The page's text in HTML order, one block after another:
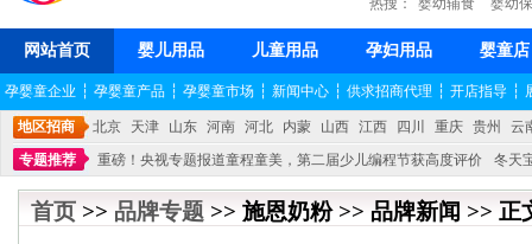
热搜： 婴幼辅食 婴幼
网站首页 婴儿用品 儿童用品 孕妇用品 婴童店
孕婴童企业 ┆ 孕婴童产品 ┆ 孕婴童市场 ┆ 新闻中心 ┆ 供求招商代理 ┆ 开店指导 ┆
地区招商 北京 天津 山东 河南 河北 内蒙 山西 江西 四川 重庆 贵州
云
专题推荐
重磅！央视专题报道童程童美，第二届少儿编程节获高度评价
冬天
不能再单纯地销售产品,而要向增强服务转型,毕竟母婴产品比较特殊。”
妇幼广场
首页 >> 品牌专题 >> 施恩奶粉 >> 品牌新闻 >> 正